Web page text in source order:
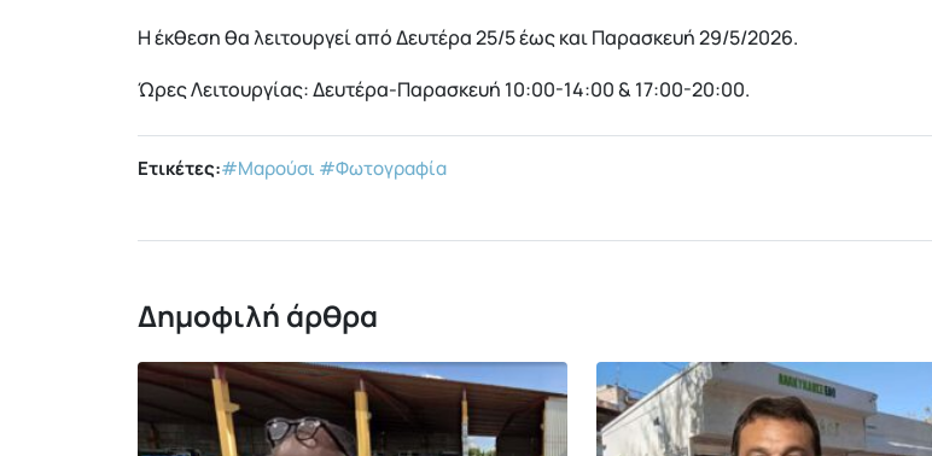
Η έκθεση θα λειτουργεί από Δευτέρα 25/5 έως και Παρασκευή 29/5/2026.
Ώρες Λειτουργίας: Δευτέρα-Παρασκευή 10:00-14:00 & 17:00-20:00.
Ετικέτες:#Μαρούσι #Φωτογραφία
Δημοφιλή άρθρα